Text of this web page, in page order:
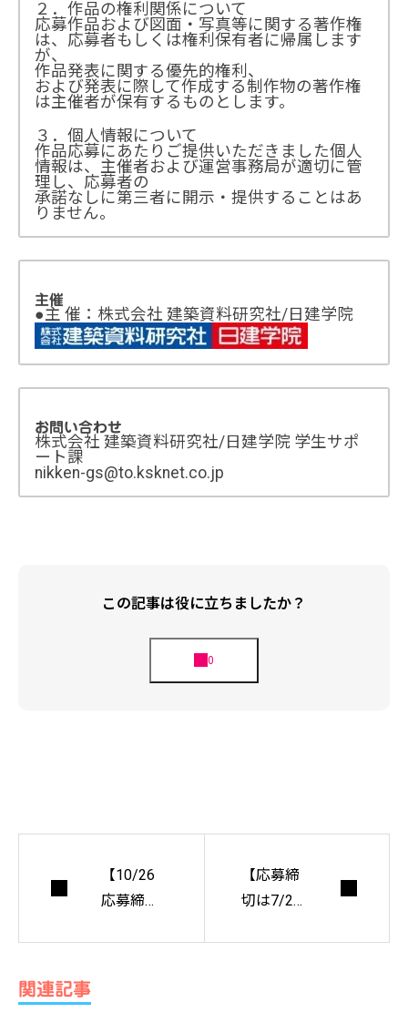
２．作品の権利関係について
応募作品および図面・写真等に関する著作権
は、応募者もしくは権利保有者に帰属します
が、
作品発表に関する優先的権利、
および発表に際して作成する制作物の著作権
は主催者が保有するものとします。
３．個人情報について
作品応募にあたりご提供いただきました個人
情報は、主催者および運営事務局が適切に管
理し、応募者の
承諾なしに第三者に開示・提供することはあ
りません。
主催
●主 催：株式会社 建築資料研究社/日建学院
お問い合わせ
株式会社 建築資料研究社/日建学院 学生サポ
ート課
nikken-gs@to.ksknet.co.jp
この記事は役に立ちましたか？
【10/26
応募締
【応募締
切は7/25
関連記事